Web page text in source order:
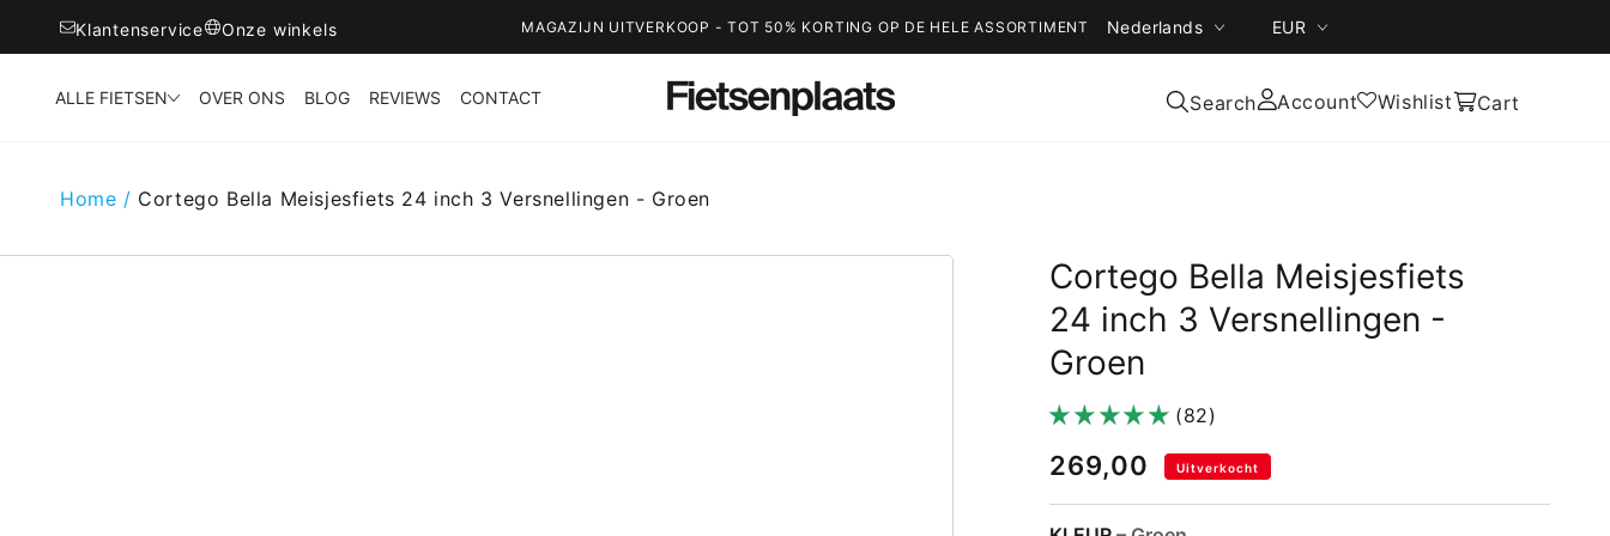
Klantenservice Onze winkels MAGAZIJN UITVERKOOP - TOT 50% KORTING OP DE HELE ASSORTIMENT Nederlands EUR
ALLE FIETSEN OVER ONS BLOG REVIEWS CONTACT Search Inloggen
Account WishlistWinkelwagen
Cart
Home / Cortego Bella Meisjesfiets 24 inch 3 Versnellingen - Groen
Cortego Bella Meisjesfiets
24 inch 3 Versnellingen -
Groen
(82)
269,00 Uitverkocht